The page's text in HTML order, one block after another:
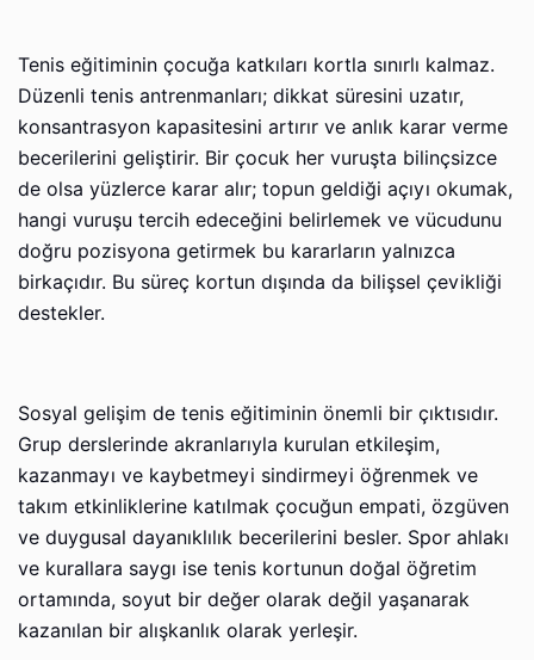
Tenis eğitiminin çocuğa katkıları kortla sınırlı kalmaz.
Düzenli tenis antrenmanları; dikkat süresini uzatır,
konsantrasyon kapasitesini artırır ve anlık karar verme
becerilerini geliştirir. Bir çocuk her vuruşta bilinçsizce
de olsa yüzlerce karar alır; topun geldiği açıyı okumak,
hangi vuruşu tercih edeceğini belirlemek ve vücudunu
doğru pozisyona getirmek bu kararların yalnızca
birkaçıdır. Bu süreç kortun dışında da bilişsel çevikliği
destekler.
Sosyal gelişim de tenis eğitiminin önemli bir çıktısıdır.
Grup derslerinde akranlarıyla kurulan etkileşim,
kazanmayı ve kaybetmeyi sindirmeyi öğrenmek ve
takım etkinliklerine katılmak çocuğun empati, özgüven
ve duygusal dayanıklılık becerilerini besler. Spor ahlakı
ve kurallara saygı ise tenis kortunun doğal öğretim
ortamında, soyut bir değer olarak değil yaşanarak
kazanılan bir alışkanlık olarak yerleşir.